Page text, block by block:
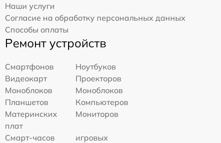
Наши услуги
Согласие на обработку персональных данных
Способы оплаты
Ремонт устройств
Смартфонов
Ноутбуков
Видеокарт
Проекторов
Моноблоков
Моноблоков
Планшетов
Компьютеров
Материнских
плат
Мониторов
Смарт-часов
игровых